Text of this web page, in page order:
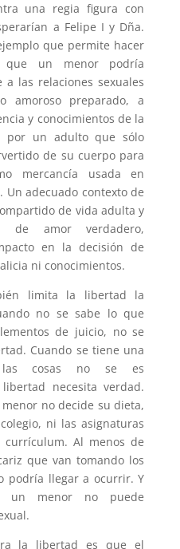
una regia figura con
a Felipe I y Dña.
que permite hacer
que un menor podría
las relaciones sexuales
amoroso preparado, a
y conocimientos de la
por un adulto que sólo
de su cuerpo para
mercancía usada en
Un adecuado contexto de
de vida adulta y
de amor verdadero,
en la decisión de
ni conocimientos.
limita la libertad la
no se sabe lo que
de juicio, no se
Cuando se tiene una
las cosas no se es
necesita verdad.
no decide su dieta,
ni las asignaturas
Al menos de
que van tomando los
podría llegar a ocurrir. Y
un menor no puede
la libertad es que el